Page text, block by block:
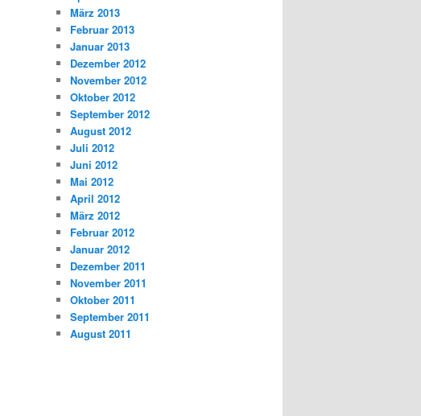
März 2013
Februar 2013
Januar 2013
Dezember 2012
November 2012
Oktober 2012
September 2012
August 2012
Juli 2012
Juni 2012
Mai 2012
April 2012
März 2012
Februar 2012
Januar 2012
Dezember 2011
November 2011
Oktober 2011
September 2011
August 2011